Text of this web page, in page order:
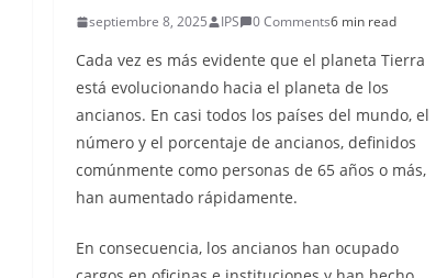
septiembre 8, 2025 IPS 0 Comments6 min read
Cada vez es más evidente que el planeta Tierra
está evolucionando hacia el planeta de los
ancianos. En casi todos los países del mundo, el
número y el porcentaje de ancianos, definidos
comúnmente como personas de 65 años o más,
han aumentado rápidamente.
En consecuencia, los ancianos han ocupado